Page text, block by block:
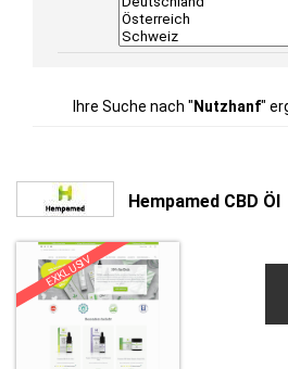
Ihre Suche nach " Nutzhanf"
Hempamed CBD Öl
EXKLUSIV